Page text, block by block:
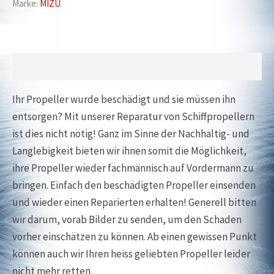
Menge
Marke: MIZU
Ihr Propeller wurde beschädigt und sie müssen ihn
entsorgen? Mit unserer Reparatur von Schiffpropellern
ist dies nicht nötig! Ganz im Sinne der Nachhaltig- und
Langlebigkeit bieten wir ihnen somit die Möglichkeit,
ihre Propeller wieder fachmännisch auf Vordermann zu
bringen. Einfach den beschädigten Propeller einsenden
und wieder einen Reparierten erhalten! Generell bitten
wir darum, vorab Bilder zu senden, um den Schaden
vorher einschätzen zu können. Ab einen gewissen Punkt
können auch wir Ihren heiss geliebten Propeller leider
nicht mehr retten.